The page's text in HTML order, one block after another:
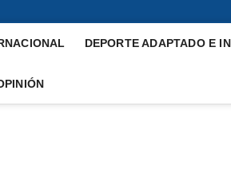
DEPORTE ADAPTADO E